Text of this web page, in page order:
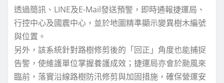
透過簡訊、LINE及E-Mail發送預警，即時通報捷運局、
行控中心及國震中心，並於地圖精準顯示變異樹木編號
與位置。
另外，該系統針對路樹修剪後的「回正」角度也能捕捉
告警，使維護單位掌握養護成效；捷運局亦會於颱風來
臨前，落實沿線路樹防汛修剪與加固措施，確保營運安